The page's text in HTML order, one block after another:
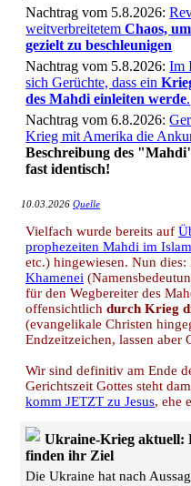
Nachtrag vom 5.8.2026:
weitverbreitetemChaos,
gezielt zu beschleunigen
Nachtrag vom 5.8.2026:Im
sich Gerüchte, dass ein
des Mahdi einleiten werde.
Nachtrag vom 6.8.2026:
Krieg mit Amerika die
Beschreibung des
fast identisch!
10.03.2026 Quelle
Vielfach wurde bereits auf
prophezeiten Mahdi im
etc.) hingewiesen. Nun dies:
Khamenei
für den Wegbereiter des
offensichtlich durch Krieg
(evangelikale Christen
Endzeitzeichen, lassen aber
Wir sind definitiv am Ende
Gerichtszeit Gottes steht
komm JETZT zu Jesus, ehe
Ukraine-Krieg aktuell:
finden ihr Ziel
Die Ukraine hat nach